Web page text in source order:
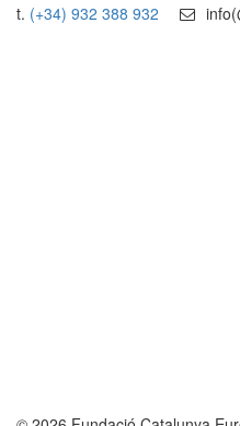
t. (+34) 932 388 932